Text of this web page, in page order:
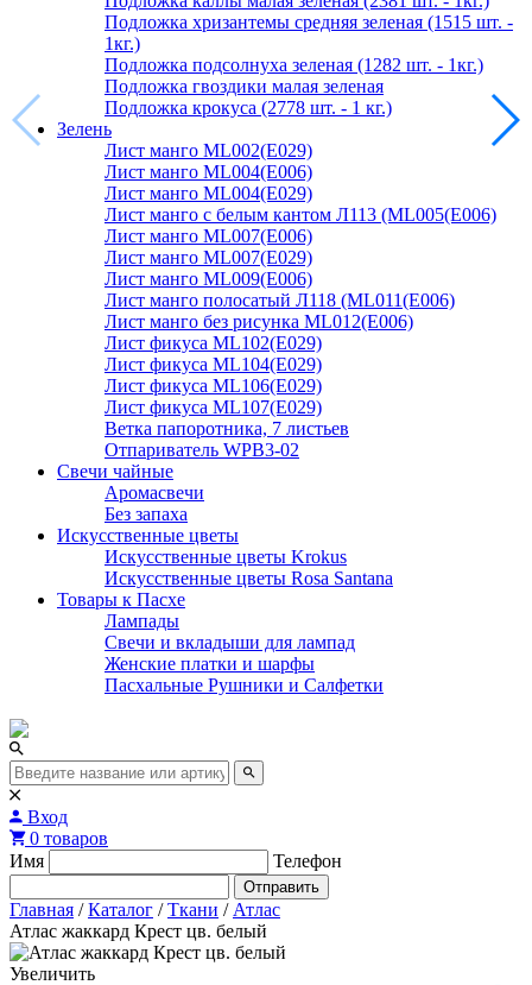
Подложка хризантемы средняя зеленая (1515 шт. -
1кг.)
Подложка подсолнуха зеленая (1282 шт. - 1кг.)
Подложка гвоздики малая зеленая
Подложка крокуса (2778 шт. - 1 кг.)
Зелень
Лист манго ML002(E029)
Лист манго ML004(E006)
Лист манго ML004(E029)
Лист манго с белым кантом Л113 (ML005(E006)
Лист манго ML007(E006)
Лист манго ML007(E029)
Лист манго ML009(E006)
Лист манго полосатый Л118 (ML011(E006)
Лист манго без рисунка ML012(E006)
Лист фикуса ML102(E029)
Лист фикуса ML104(E029)
Лист фикуса ML106(E029)
Лист фикуса ML107(E029)
Ветка папоротника, 7 листьев
Отпариватель WPB3-02
Свечи чайные
Аромасвечи
Без запаха
Искусственные цветы
Искусственные цветы Krokus
Искусственные цветы Rosa Santana
Товары к Пасхе
Лампады
Свечи и вкладыши для лампад
Женские платки и шарфы
Пасхальные Рушники и Салфетки
Вход
0 товаров
Имя
Телефон
Отправить
Главная / Каталог / Ткани / Атлас
Атлас жаккард Крест цв. белый
Увеличить